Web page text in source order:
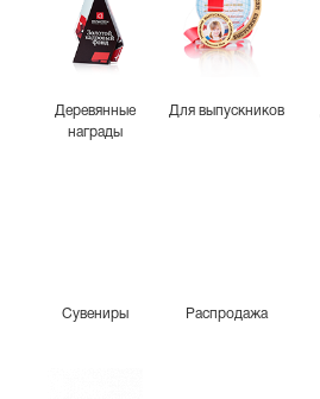
Деревянные
награды
Для выпускников
Сувениры Распродажа